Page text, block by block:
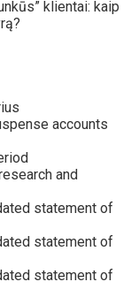
klientai: kaip
accounts
and
statement of
statement of
statement of